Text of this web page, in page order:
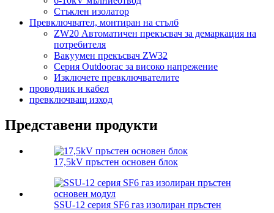
Стъклен изолатор
Превключвател, монтиран на стълб
ZW20 Автоматичен прекъсвач за демаркация на
потребителя
Вакуумен прекъсвач ZW32
Серия Outdoorac за високо напрежение
Изключете превключвателите
проводник и кабел
превключващ изход
Представени продукти
17,5kV пръстен основен блок
SSU-12 серия SF6 газ изолиран пръстен